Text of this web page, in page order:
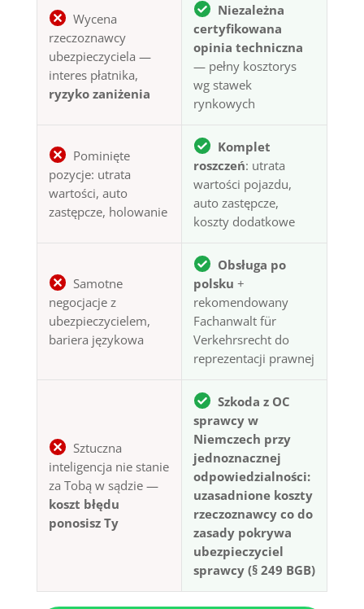
Wycena
rzeczoznawcy
ubezpieczyciela —
interes płatnika,
ryzyko zaniżenia
Niezależna
certyfikowana
opinia techniczna
— pełny kosztorys
wg stawek
rynkowych
Pominięte
pozycje: utrata
wartości, auto
zastępcze, holowanie
Komplet
roszczeń: utrata
wartości pojazdu,
auto zastępcze,
koszty dodatkowe
Samotne
negocjacje z
ubezpieczycielem,
bariera językowa
Obsługa po
polsku +
rekomendowany
Fachanwalt für
Verkehrsrecht do
reprezentacji prawnej
Sztuczna
inteligencja nie stanie
za Tobą w sądzie —
koszt błędu
ponosisz Ty
Szkoda z OC
sprawcy w
Niemczech przy
jednoznacznej
odpowiedzialności:
uzasadnione koszty
rzeczoznawcy co do
zasady pokrywa
ubezpieczyciel
sprawcy (§ 249 BGB)